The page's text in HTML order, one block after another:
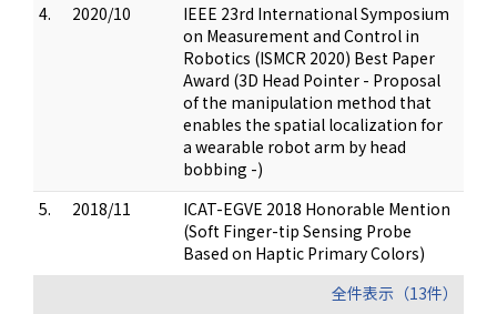
4.
2020/10
IEEE 23rd International Symposium
on Measurement and Control in
Robotics (ISMCR 2020) Best Paper
Award (3D Head Pointer - Proposal
of the manipulation method that
enables the spatial localization for
a wearable robot arm by head
bobbing -)
5.
2018/11
ICAT-EGVE 2018 Honorable Mention
(Soft Finger-tip Sensing Probe
Based on Haptic Primary Colors)
全件表示（13件）